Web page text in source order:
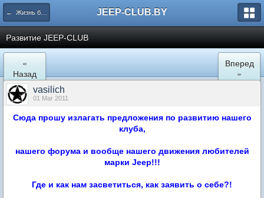
← Жизнь белорусского Jeep клуба JEEP-CLUB.BY
Развитие JEEP-CLUB
«
Назад
Вперед
»
vasilich
01 Mar 2011
Сюда прошу излагать предложения по развитию нашего
клуба,
нашего форума и вообще нашего движения любителей
марки Jeep!!!
Где и как нам засветиться, как заявить о себе?!